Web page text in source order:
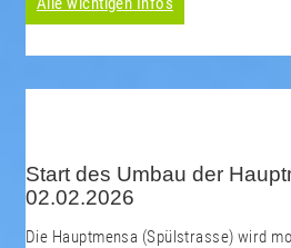
Start des Umbau der
02.02.2026
Die Hauptmensa (Spülstrasse) wird